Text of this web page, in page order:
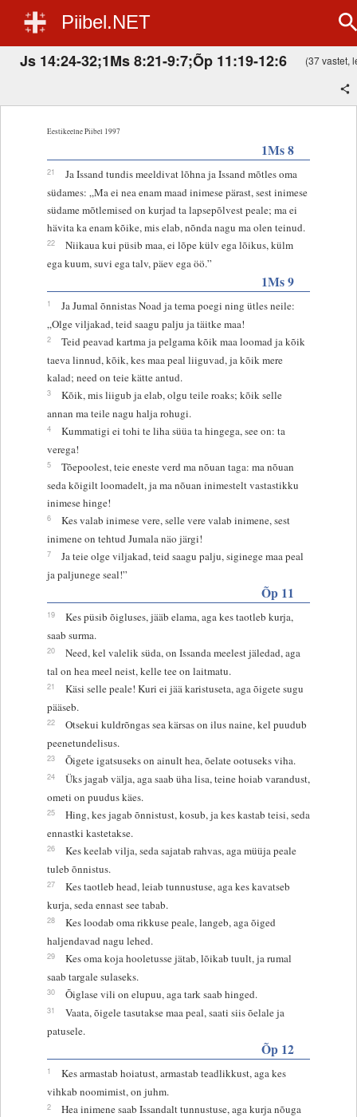
Piibel.NET
Js 14:24-32;1Ms 8:21-9:7;Õp 11:19-12:6 (37 vastet,
Eestikeelne Piibel 1997
1Ms 8
21
Ja Issand tundis meeldivat lõhna ja Issand mõtles oma
südames: „Ma ei nea enam maad inimese pärast, sest inimese
südame mõtlemised on kurjad ta lapsepõlvest peale; ma ei
hävita ka enam kõike, mis elab, nõnda nagu ma olen teinud.
22
Niikaua kui püsib maa, ei lõpe külv ega lõikus, külm
ega kuum, suvi ega talv, päev ega öö.”
1Ms 9
1
Ja Jumal õnnistas Noad ja tema poegi ning ütles neile:
„Olge viljakad, teid saagu palju ja täitke maa!
2
Teid peavad kartma ja pelgama kõik maa loomad ja kõik
taeva linnud, kõik, kes maa peal liiguvad, ja kõik mere
kalad; need on teie kätte antud.
3
Kõik, mis liigub ja elab, olgu teile roaks; kõik selle
annan ma teile nagu halja rohugi.
4
Kummatigi ei tohi te liha süüa ta hingega, see on: ta
verega!
5
Tõepoolest, teie eneste verd ma nõuan taga: ma nõuan
seda kõigilt loomadelt, ja ma nõuan inimestelt vastastikku
inimese hinge!
6
Kes valab inimese vere, selle vere valab inimene, sest
inimene on tehtud Jumala näo järgi!
7
Ja teie olge viljakad, teid saagu palju, siginege maa peal
ja paljunege seal!”
Õp 11
19
Kes püsib õigluses, jääb elama, aga kes taotleb kurja,
saab surma.
20
Need, kel valelik süda, on Issanda meelest jäledad, aga
tal on hea meel neist, kelle tee on laitmatu.
21
Käsi selle peale! Kuri ei jää karistuseta, aga õigete sugu
pääseb.
22
Otsekui kuldrõngas sea kärsas on ilus naine, kel puudub
peenetundelisus.
23 Õigete igatsuseks on ainult hea, õelate ootuseks viha.
24
Üks jagab välja, aga saab üha lisa, teine hoiab varandust,
ometi on puudus käes.
25
Hing, kes jagab õnnistust, kosub, ja kes kastab teisi, seda
ennastki kastetakse.
26
Kes keelab vilja, seda sajatab rahvas, aga müüja peale
tuleb õnnistus.
27
Kes taotleb head, leiab tunnustuse, aga kes kavatseb
kurja, seda ennast see tabab.
28
Kes loodab oma rikkuse peale, langeb, aga õiged
haljendavad nagu lehed.
29
Kes oma koja hooletusse jätab, lõikab tuult, ja rumal
saab targale sulaseks.
30 Õiglase vili on elupuu, aga tark saab hinged.
31
Vaata, õigele tasutakse maa peal, saati siis õelale ja
patusele.
Õp 12
1
Kes armastab hoiatust, armastab teadlikkust, aga kes
vihkab noomimist, on juhm.
2
Hea inimene saab Issandalt tunnustuse, aga kurja nõuga